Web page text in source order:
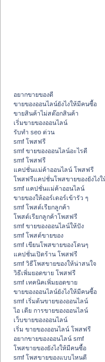
อยากขายของดี
ขายของออนไลน์ยังไงให้มีคนซื้อ
ขายสินค้าไม่สต๊อกสินค้า
เริ่มขายของออนไลน์
รับทำ seo ด่วน
smf โพสฟรี
smf ขายของออนไลน์อะไรดี
smf โพสฟรี
แคปชั่นแม่ค้าออนไลน์ โพสฟรี
โพสฟรีแคปชั่นโพสขายของยังไงใ
smf แคปชั่นแม่ค้าออนไลน์
ขายของให้ออร์เดอร์เข้ารัว ๆ
smf โพสต์เรียกลูกค้า
โพสต์เรียกลูกค้าโพสฟรี
smf ขายของออนไลน์ให้ปัง
smf โพสต์ขายของ
smf เขียนโพสขายของโดนๆ
แคปชั่นเปิดร้าน โพสฟรี
smf วิธีโพสขายของให้น่าสนใจ
วิธีเพิ่มยอดขาย โพสฟรี
smf เทคนิคเพิ่มยอดขาย
ขายของออนไลน์ยังไงให้มีคนซื้อ
smf เริ่มต้นขายของออนไลน์
ไอ เดีย การขายของออนไลน์
เว็บขายของออนไลน์
เริ่ม ขายของออนไลน์ โพสฟรี
อยากขายของออนไลน์ smf
โพสขายของยังไงให้มีคนซื้อ
smf โพสขายของแบบไหนดี